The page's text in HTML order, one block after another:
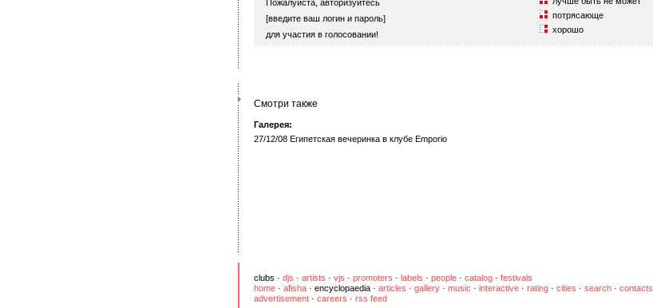
Пожалуйста, авторизуйтесь
[введите ваш логин и пароль]
для участия в голосовании!
потрясающе
хорошо
Смотри также
Галерея:
27/12/08 Египетская вечеринка в клубе Emporio
clubs · djs · artists · vjs · promoters · labels · people · catalog · festivals
home · afisha · encyclopaedia · articles · gallery · music · interactive · rating · cities · search · contacts
advertisement · careers · rss feed